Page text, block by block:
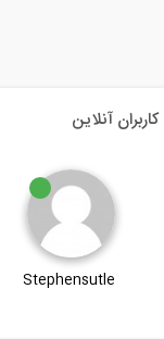
8:22
کاربران آنلاین
Stephensutle